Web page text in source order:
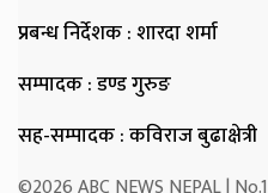
प्रबन्ध निर्देशक: शारदा शर्मा
सम्पादक: डण्ड गुरुङ
सह-सम्पादक: कविराज बुढाक्षेत्री